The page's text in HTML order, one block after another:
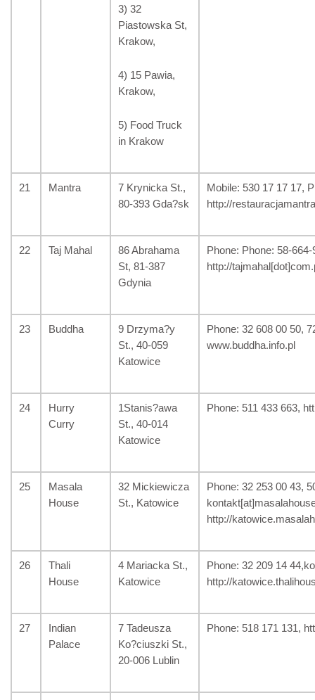
3) 32
Piastowska St,
Krakow,
4) 15 Pawia,
Krakow,
5) Food Truck
in Krakow
21 Mantra
7 Krynicka St.,
80-393 Gda?sk
Mobile: 530 17 17 17,
http://
22 Taj Mahal
86 Abrahama
St, 81-387
Gdynia
Phone: Phone: 58-
http://
23 Buddha
9 Drzyma?y
St., 40-059
Katowice
Phone: 32 608 00 50,
www.buddha.info.pl
24
Hurry
Curry
1Stanis?awa
St., 40-014
Katowice
Phone: 511 433 663,
25
Masala
House
32 Mickiewicza
St., Katowice
Phone: 32 253 00 43,
http://
26
Thali
House
4 Mariacka St.,
Katowice
Phone: 32 209 14
http://
27
Indian
Palace
7 Tadeusza
Ko?ciuszki St.,
20-006 Lublin
Phone: 518 171 131,